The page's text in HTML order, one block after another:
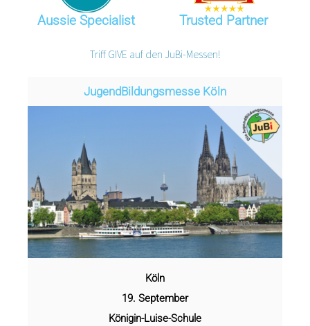
Aussie Specialist Trusted Partner
Triff GIVE auf den JuBi-Messen!
Jugend­­­­­Bildungsmess­e Köln
Köln
19. September
Königin-Luise-Schule